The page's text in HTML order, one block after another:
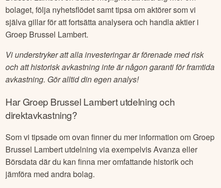
bolaget, följa nyhetsflödet samt tipsa om aktörer som vi
själva gillar för att fortsätta analysera och handla aktier i
Groep Brussel Lambert.
Vi understryker att alla investeringar är förenade med risk
och att historisk avkastning inte är någon garanti för framtida
avkastning. Gör alltid din egen analys!
HarGroep Brussel Lambertutdelning och
direktavkastning?
Som vi tipsade om ovan finner du mer information omGroep
Brussel Lambert utdelning via exempelvis Avanza eller
Börsdata där du kan finna mer omfattande historik och
jämföra med andra bolag.